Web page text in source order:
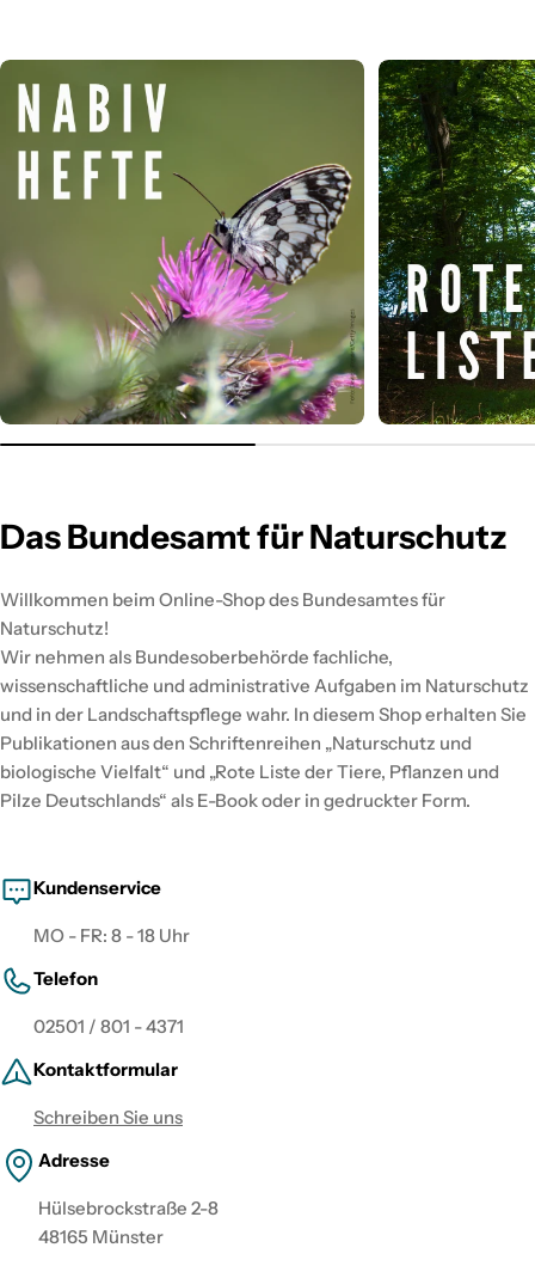
Das Bundesamt für Naturschutz
Willkommen beim Online-Shop des Bundesamtes für
Naturschutz!
Wir nehmen als Bundesoberbehörde fachliche,
wissenschaftliche und administrative Aufgaben im Naturschutz
und in der Landschaftspflege wahr. In diesem Shop erhalten Sie
Publikationen aus den Schriftenreihen „Naturschutz und
biologische Vielfalt“ und „Rote Liste der Tiere, Pflanzen und
Pilze Deutschlands“ als E-Book oder in gedruckter Form.
Kundenservice
MO - FR: 8 - 18 Uhr
Telefon
02501 / 801 - 4371
Kontaktformular
Schreiben Sie uns
Adresse
Hülsebrockstraße 2-8
48165 Münster